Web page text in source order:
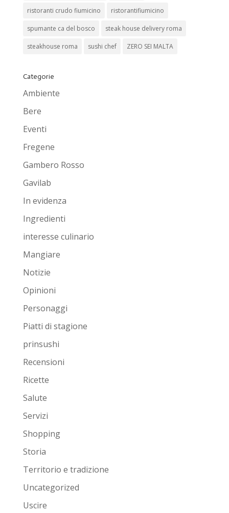
ristoranti crudo fiumicino ristorantifiumicino
spumante ca del bosco steak house delivery roma
steakhouse roma sushi chef ZERO SEI MALTA
Categorie
Ambiente
Bere
Eventi
Fregene
Gambero Rosso
Gavilab
In evidenza
Ingredienti
interesse culinario
Mangiare
Notizie
Opinioni
Personaggi
Piatti di stagione
prinsushi
Recensioni
Ricette
Salute
Servizi
Shopping
Storia
Territorio e tradizione
Uncategorized
Uscire